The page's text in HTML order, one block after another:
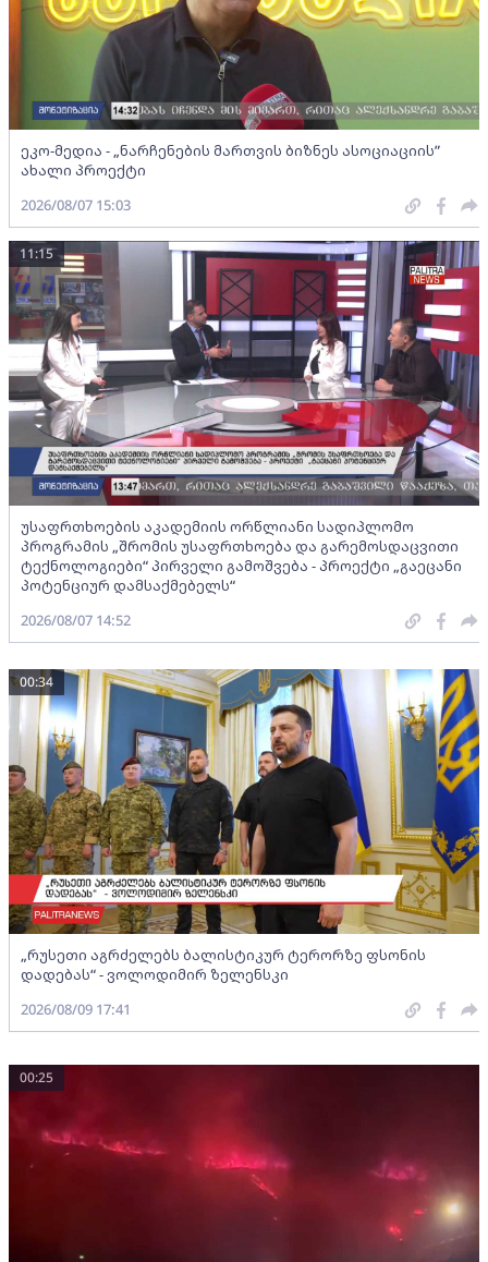
ეკო-მედია - „ნარჩენების მართვის ბიზნეს ასოციაციის”
ახალი პროექტი
2026/08/07 15:03
უსაფრთხოების აკადემიის ორწლიანი სადიპლომო
პროგრამის „შრომის უსაფრთხოება და გარემოსდაცვითი
ტექნოლოგიები“ პირველი გამოშვება - პროექტი „გაეცანი
პოტენციურ დამსაქმებელს“
11:15
2026/08/07 14:52
„რუსეთი აგრძელებს ბალისტიკურ ტერორზე ფსონის
დადებას“ - ვოლოდიმირ ზელენსკი
00:34
2026/08/09 17:41
00:25